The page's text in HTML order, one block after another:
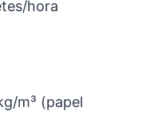
hora
m³ (papel